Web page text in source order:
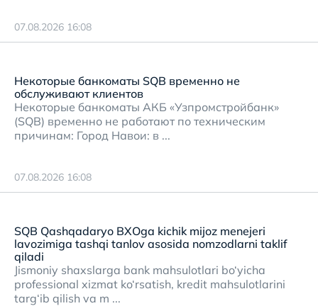
07.08.2026 16:08
Некоторые банкоматы SQB временно не
обслуживают клиентов
Некоторые банкоматы АКБ «Узпромстройбанк»
(SQB) временно не работают по техническим
причинам: Город Навои: в ...
07.08.2026 16:08
SQB Qashqadaryo BXOga kichik mijoz menejeri
lavozimiga tashqi tanlov asosida nomzodlarni taklif
qiladi
Jismoniy shaxslarga bank mahsulotlari bo‘yicha
professional xizmat ko‘rsatish, kredit mahsulotlarini
targ‘ib qilish va m ...